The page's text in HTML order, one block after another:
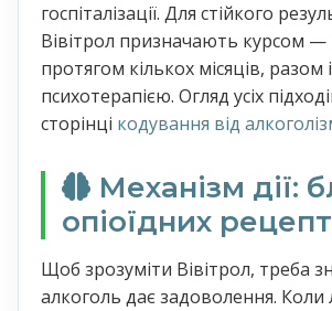
госпіталізації. Для стійкого
Вівітрол призначають курсом —
протягом кількох місяців, разом
психотерапією. Огляд усіх
сторінці кодування від
Механізм дії:
опіоїдних
Щоб зрозуміти Вівітрол, треба
алкоголь дає задоволення.